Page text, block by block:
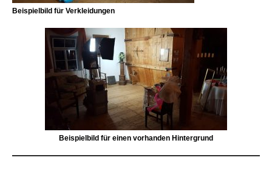
Beispielbild für Verkleidungen
Beispielbild für einen vorhanden Hintergrund